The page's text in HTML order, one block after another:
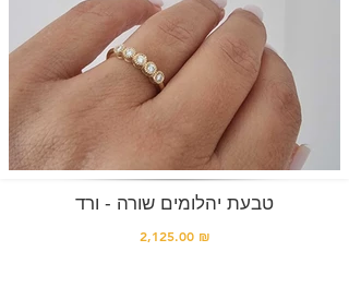
טבעת יהלומים שורה - ורד
2,125.00 ₪